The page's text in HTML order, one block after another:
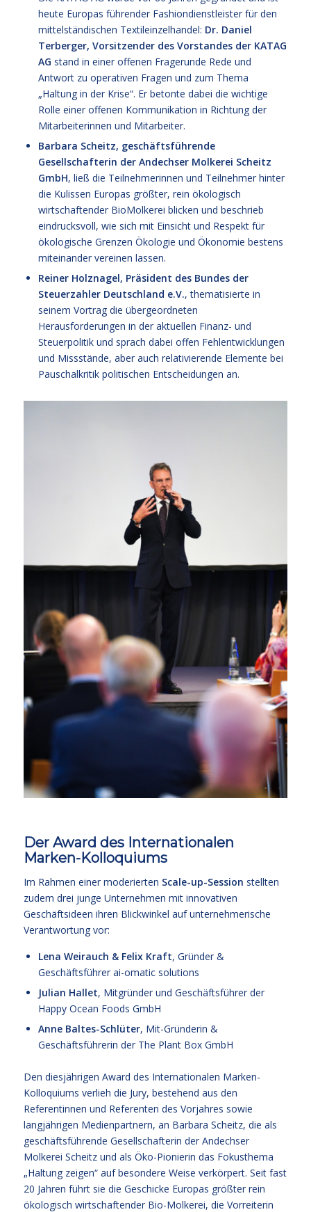
heute Europas führender Fashiondienstleister für den
mittelständischen Textileinzelhandel: Dr. Daniel
Terberger, Vorsitzender des Vorstandes der KATAG
AG stand in einer offenen Fragerunde Rede und
Antwort zu operativen Fragen und zum Thema
„Haltung in der Krise“. Er betonte dabei die wichtige
Rolle einer offenen Kommunikation in Richtung der
Mitarbeiterinnen und Mitarbeiter.
Barbara Scheitz, geschäftsführende
Gesellschafterin der Andechser Molkerei Scheitz
GmbH, ließ die Teilnehmerinnen und Teilnehmer hinter
die Kulissen Europas größter, rein ökologisch
wirtschaftender BioMolkerei blicken und beschrieb
eindrucksvoll, wie sich mit Einsicht und Respekt für
ökologische Grenzen Ökologie und Ökonomie bestens
miteinander vereinen lassen.
Reiner Holznagel, Präsident des Bundes der
Steuerzahler Deutschland e.V., thematisierte in
seinem Vortrag die übergeordneten
Herausforderungen in der aktuellen Finanz- und
Steuerpolitik und sprach dabei offen Fehlentwicklungen
und Missstände, aber auch relativierende Elemente bei
Pauschalkritik politischen Entscheidungen an.
Der Award des Internationalen
Marken-Kolloquiums
Im Rahmen einer moderierten Scale-up-Session stellten
zudem drei junge Unternehmen mit innovativen
Geschäftsideen ihren Blickwinkel auf unternehmerische
Verantwortung vor:
Lena Weirauch & Felix Kraft, Gründer &
Geschäftsführer ai-omatic solutions
Julian Hallet, Mitgründer und Geschäftsführer der
Happy Ocean Foods GmbH
Anne Baltes-Schlüter, Mit-Gründerin &
Geschäftsführerin der The Plant Box GmbH
Den diesjährigen Award des Internationalen Marken-
Kolloquiums verlieh die Jury, bestehend aus den
Referentinnen und Referenten des Vorjahres sowie
langjährigen Medienpartnern, an Barbara Scheitz, die als
geschäftsführende Gesellschafterin der Andechser
Molkerei Scheitz und als Öko-Pionierin das Fokusthema
„Haltung zeigen“ auf besondere Weise verkörpert. Seit fast
20 Jahren führt sie die Geschicke Europas größter rein
ökologisch wirtschaftender Bio-Molkerei, die Vorreiterin